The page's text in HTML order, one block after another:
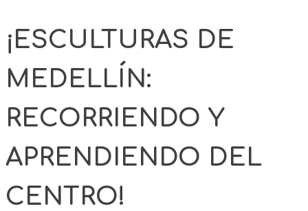
¡ESCULTURAS DE
MEDELLÍN:
RECORRIENDO Y
APRENDIENDO DEL
CENTRO!